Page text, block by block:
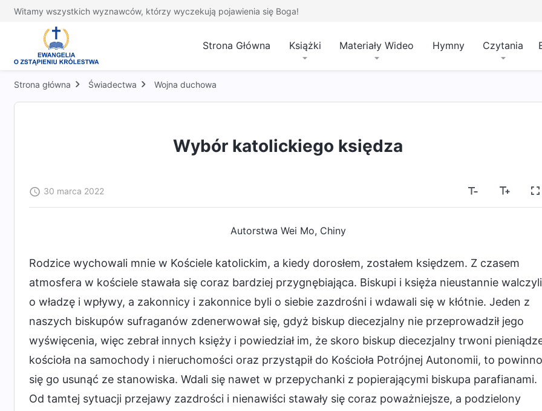
Witamy wszystkich wyznawców, którzy wyczekują pojawienia się Boga!
Strona Główna Książki Materiały Wideo Hymny Czytania
Strona główna Świadectwa Wojna duchowa
Wybór katolickiego księdza
30 marca 2022
Autorstwa Wei Mo, Chiny
Rodzice wychowali mnie w Kościele katolickim, a kiedy dorosłem, zostałem księdzem. Z czasem
atmosfera w kościele stawała się coraz bardziej przygnębiająca. Biskupi i księża nieustannie walczyli
o władzę i wpływy, a zakonnicy i zakonnice byli o siebie zazdrośni i wdawali się w kłótnie. Jeden z
naszych biskupów sufraganów zdenerwował się, gdyż biskup diecezjalny nie przeprowadził jego
wyświęcenia, więc zebrał innych księży i powiedział im, że skoro biskup diecezjalny trwoni
kościoła na samochody i nieruchomości oraz przystąpił do Kościoła Potrójnej Autonomii, to powinno
się go usunąć ze stanowiska. Wdali się nawet w przepychanki z popierającymi biskupa parafianami.
Od tamtej sytuacji przejawy zazdrości i nienawiści stawały się coraz poważniejsze, a podzielony